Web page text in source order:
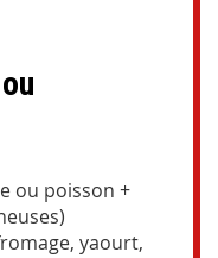
ou poisson +
yaourt,